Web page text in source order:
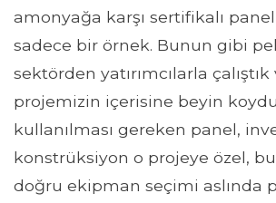
amonyağa karşı sertifikalı
sadece bir örnek. Bunun gibi
sektörden yatırımcılarla
projemizin içerisine beyin
kullanılması gereken panel,
konstrüksiyon o projeye özel,
doğru ekipman seçimi aslında